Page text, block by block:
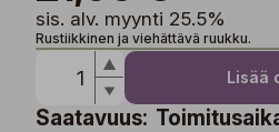
sis. alv. myynti 25.5%
Rustiikkinen ja viehättävä ruukku.
Lisää
Saatavuus: